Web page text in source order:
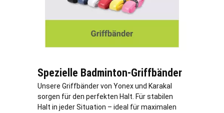
Spezielle Badminton-Griffbänder
Unsere Griffbänder von Yonex und Karakal
sorgen für den perfekten Halt. Für stabilen
Halt in jeder Situation – ideal für maximalen